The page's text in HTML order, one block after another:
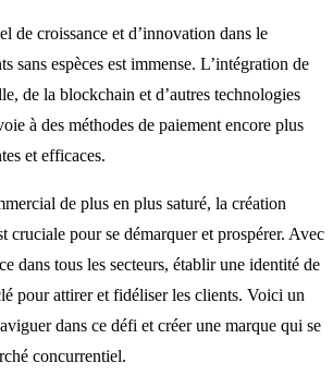
de croissance et d’innovation dans le
sans espèces est immense. L’intégration de
de la blockchain et d’autres technologies
à des méthodes de paiement encore plus
et efficaces.
de plus en plus saturé, la création
cruciale pour se démarquer et prospérer. Avec
dans tous les secteurs, établir une identité de
pour attirer et fidéliser les clients. Voici un
dans ce défi et créer une marque qui se
concurrentiel.